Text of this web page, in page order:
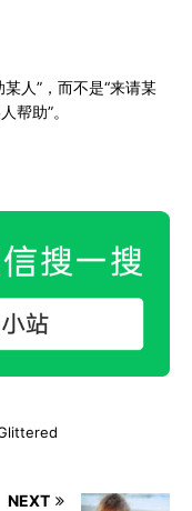
人”，而不是“来请某
帮助”。
NEXT